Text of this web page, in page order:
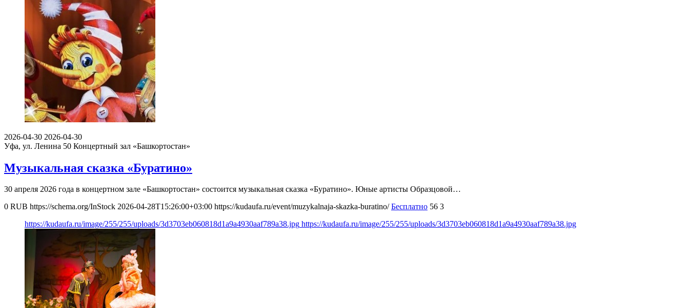
2026-04-30 2026-04-30
Уфа, ул. Ленина 50 Концертный зал «Башкортостан»
Музыкальная сказка «Буратино»
30 апреля 2026 года в концертном зале «Башкортостан» состоится музыкальная сказка «Буратино». Юные артисты Образцовой…
0 RUB https://schema.org/InStock 2026-04-28T15:26:00+03:00 https://kudaufa.ru/event/muzykalnaja-skazka-buratino/ Бесплатно 56 3
https://kudaufa.ru/image/255/255/uploads/3d3703eb060818d1a9a4930aaf789a38.jpg https://kudaufa.ru/image/255/255/uploads/3d3703eb060818d1a9a4930aaf789a38.jpg